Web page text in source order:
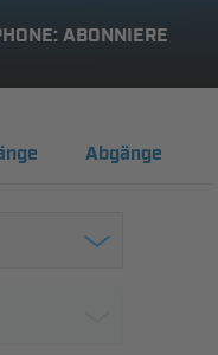
ABONNIERE
Abgänge